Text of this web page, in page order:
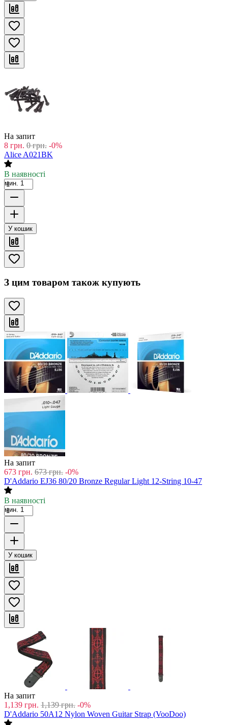
На запит
8 грн. 0 грн. -0%
Alice A021BK
В наявності
мин. 1
У кошик
З цим товаром також купують
На запит
673 грн. 673 грн. -0%
D'Addario EJ36 80/20 Bronze Regular Light 12-String 10-47
В наявності
мин. 1
У кошик
На запит
1,139 грн. 1,139 грн. -0%
D'Addario 50A12 Nylon Woven Guitar Strap (VooDoo)